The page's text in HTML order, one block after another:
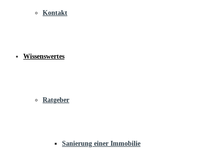
Kontakt
Wissenswertes
Ratgeber
Sanierung einer Immobilie